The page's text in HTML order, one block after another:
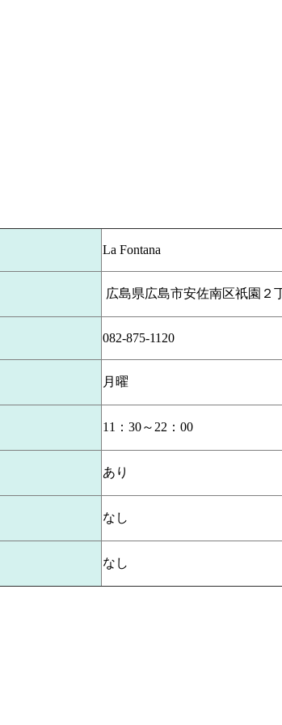
La Fontana
広島県広島市安佐南区祇園２
082-875-1120
月曜
11：30～22：00
あり
なし
なし